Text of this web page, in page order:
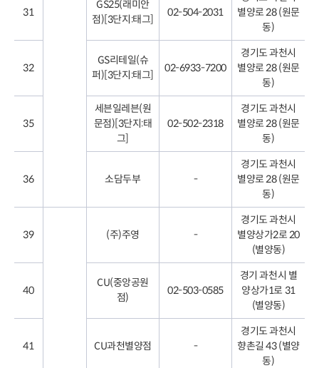
31
GS25(래미안
점)[3단지:태그]
02-504-2031
별양로 28 (원문
동)
32
GS리테일(슈
퍼)[3단지:태그]
02-6933-7200
경기도 과천시
별양로 28 (원문
동)
35
세븐일레븐(원
문점)[3단지:태
그]
02-502-2318
경기도 과천시
별양로 28 (원문
동)
36 소담두부 -
경기도 과천시
별양로 28 (원문
동)
39 (주)주영 -
경기도 과천시
별양상가2로 20
(별양동)
40
CU(중앙공원
점)
02-503-0585
경기 과천시 별
양상가1로 31
(별양동)
41 CU과천별양점 -
경기도 과천시
향촌길 43 (별양
동)